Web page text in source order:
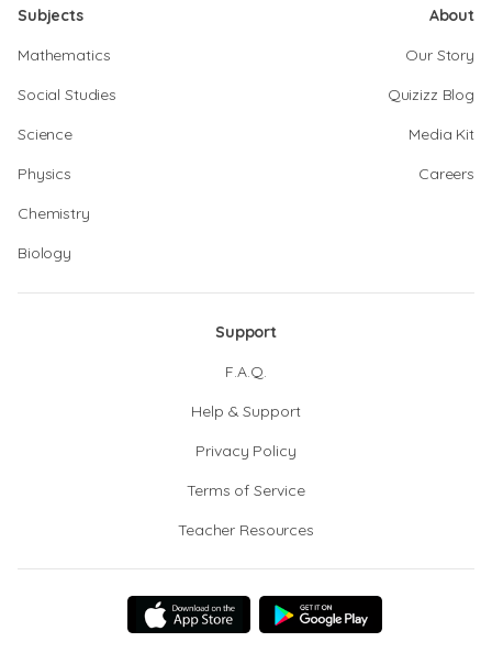
Subjects
Mathematics
Social Studies
Science
Physics
Chemistry
Biology
About
Our Story
Quizizz Blog
Media Kit
Careers
Support
F.A.Q.
Help & Support
Privacy Policy
Terms of Service
Teacher Resources